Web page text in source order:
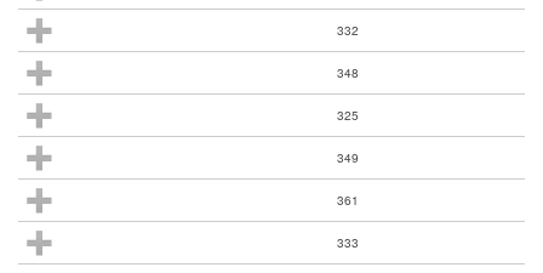
332
348
325
349
361
333